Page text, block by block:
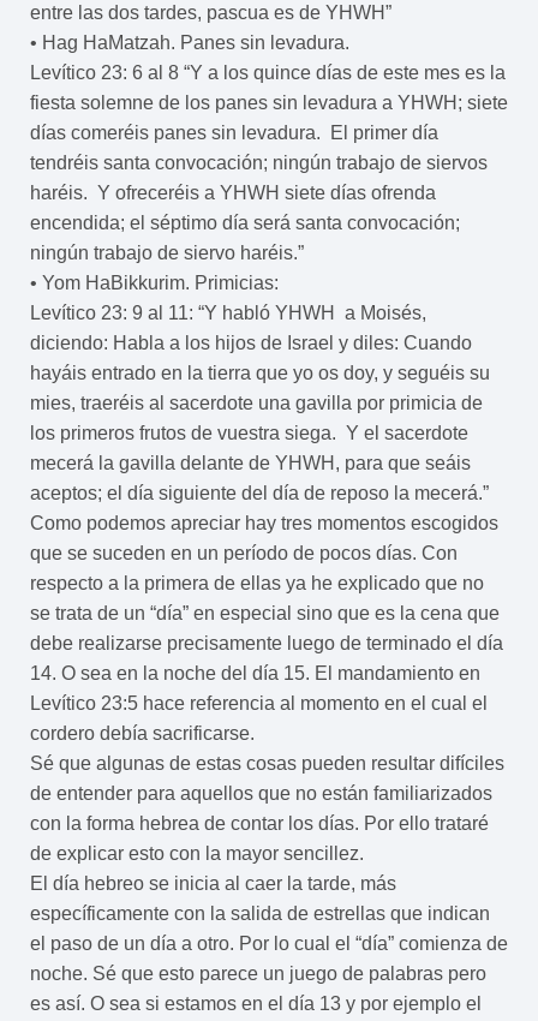
entre las dos tardes, pascua es de YHWH”
• Hag HaMatzah. Panes sin levadura.
Levítico 23: 6 al 8 “Y a los quince días de este mes es la
fiesta solemne de los panes sin levadura a YHWH; siete
días comeréis panes sin levadura. El primer día
tendréis santa convocación; ningún trabajo de siervos
haréis. Y ofreceréis a YHWH siete días ofrenda
encendida; el séptimo día será santa convocación;
ningún trabajo de siervo haréis.”
• Yom HaBikkurim. Primicias:
Levítico 23: 9 al 11: “Y habló YHWH a Moisés,
diciendo: Habla a los hijos de Israel y diles: Cuando
hayáis entrado en la tierra que yo os doy, y seguéis su
mies, traeréis al sacerdote una gavilla por primicia de
los primeros frutos de vuestra siega. Y el sacerdote
mecerá la gavilla delante de YHWH, para que seáis
aceptos; el día siguiente del día de reposo la mecerá.”
Como podemos apreciar hay tres momentos escogidos
que se suceden en un período de pocos días. Con
respecto a la primera de ellas ya he explicado que no
se trata de un “día” en especial sino que es la cena que
debe realizarse precisamente luego de terminado el día
14. O sea en la noche del día 15. El mandamiento en
Levítico 23:5 hace referencia al momento en el cual el
cordero debía sacrificarse.
Sé que algunas de estas cosas pueden resultar difíciles
de entender para aquellos que no están familiarizados
con la forma hebrea de contar los días. Por ello trataré
de explicar esto con la mayor sencillez.
El día hebreo se inicia al caer la tarde, más
específicamente con la salida de estrellas que indican
el paso de un día a otro. Por lo cual el “día” comienza de
noche. Sé que esto parece un juego de palabras pero
es así. O sea si estamos en el día 13 y por ejemplo el